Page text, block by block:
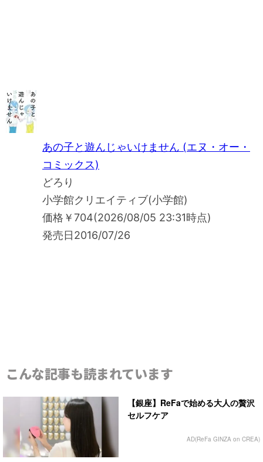
あの子と遊んじゃいけません (エヌ・オー・
コミックス)
どろり
小学館クリエイティブ(小学館)
価格 ￥704(2026/08/05 23:31時点)
発売日2016/07/26
こんな記事も読まれています
【銀座】ReFaで始める大人の贅沢
セルフケア
AD(ReFa GINZA on CREA)